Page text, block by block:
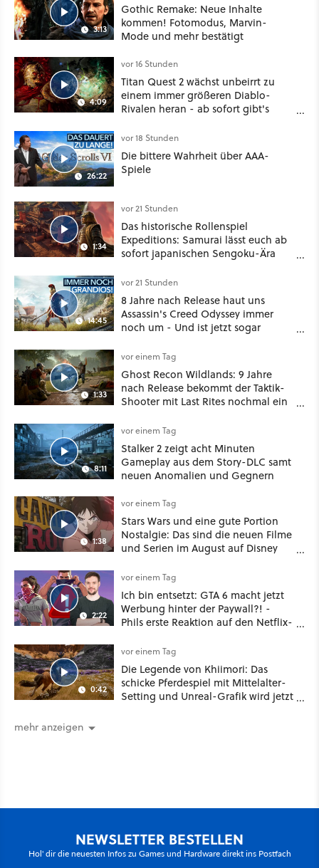
3:13
Gothic Remake: Neue Inhalte
kommen! Fotomodus, Marvin-
Mode und mehr bestätigt
4:09
vor 16 Stunden
Titan Quest 2 wächst unbeirrt zu
einem immer größeren Diablo-
Rivalen heran - ab sofort gibt's
Klasse
26:22
vor 18 Stunden
Die bittere Wahrheit über AAA-
Spiele
1:34
vor 21 Stunden
Das historische Rollenspiel
Expeditions: Samurai lässt euch ab
sofort japanischen Sengoku-Ära
oder Diplomatie
14:45
vor 21 Stunden
8 Jahre nach Release haut uns
Assassin's Creed Odyssey immer
noch um - Und ist jetzt sogar
1:33
vor einem Tag
Ghost Recon Wildlands: 9 Jahre
nach Release bekommt der Taktik-
Shooter mit Last Rites nochmal ein
8:11
vor einem Tag
Stalker 2 zeigt acht Minuten
Gameplay aus dem Story-DLC samt
neuen Anomalien und Gegnern
1:38
vor einem Tag
Stars Wars und eine gute Portion
Nostalgie: Das sind die neuen Filme
und Serien im August auf Disney
2:22
vor einem Tag
Ich bin entsetzt: GTA 6 macht jetzt
Werbung hinter der Paywall?! -
Phils erste Reaktion auf den Netflix-
0:42
vor einem Tag
Die Legende von Khiimori: Das
schicke Pferdespiel mit Mittelalter-
Setting und Unreal-Grafik wird jetzt
mehr anzeigen
NEWSLETTER BESTELLEN
Hol' dir die neuesten Infos zu Games und Hardware direkt ins Postfach